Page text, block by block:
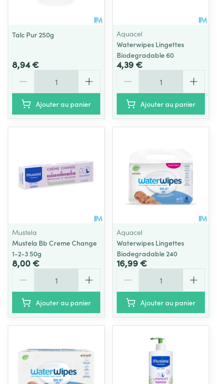
Talc Pur 250g
8,94 €
Ajouter au panier
Aquacel
Waterwipes Lingettes
Biodegradable 60
4,39 €
Ajouter au panier
Mustela
Mustela Bb Creme Change
1-2-3 50g
8,00 €
Ajouter au panier
Aquacel
Waterwipes Lingettes
Biodegradable 240
16,99 €
Ajouter au panier